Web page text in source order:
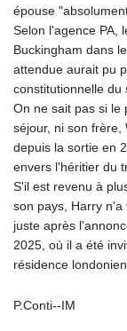
épouse
Selon l'agence PA,
Buckingham dans
attendue aurait pu
constitutionnelle du
On ne sait pas si le
séjour, ni son frère,
depuis la sortie en
envers l'héritier du
S'il est revenu à
son pays, Harry
juste après
2025, où il a été
résidence
P.Conti--IM